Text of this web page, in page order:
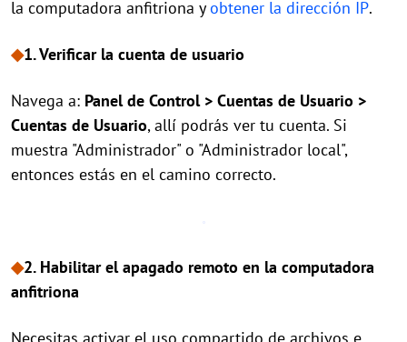
la computadora anfitriona yobtener la dirección IP.
◆1. Verificar la cuenta de usuario
Navega a: Panel de Control > Cuentas de Usuario >
Cuentas de Usuario, allí podrás ver tu cuenta. Si
muestra "Administrador" o "Administrador local",
entonces estás en el camino correcto.
◆2. Habilitar el apagado remoto en la computadora
anfitriona